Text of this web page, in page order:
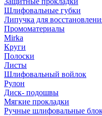
Шлифовальные губки
Липучка для
Промоматериалы
Mirka
Круги
Полоски
Листы
Шлифовальный войлок
Рулон
Диск- подошвы
Мягкие прокладки
Ручные шлифовальные